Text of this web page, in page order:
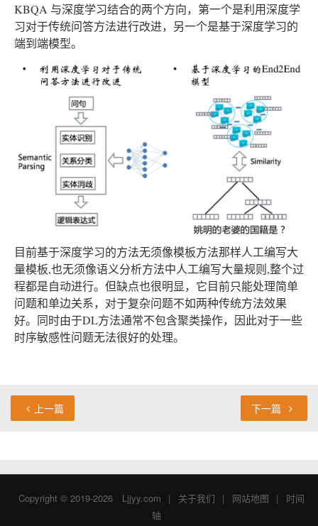
KBQA 与深度学习结合的两个方向，第一个是利用深度学
习对于传统问答方法进行改进，另一个是基于深度学习的
端到端模型。
目前基于深度学习的方法无须像模板方法那样人工编写大
量模板,也无须像语义分析方法中人工编写大量规则,整个过
程都是自动进行。但缺点也很明显，它目前只能处理简单
问题和单边关系，对于复杂问题不如两种传统方法效果
好。同时由于DL方法通常不包含聚类操作，因此对于一些
时序敏感性问题无法很好的处理。
上一篇 下一篇
Copyright © 2019-2026 Ljjyy.com | 关于我们 | 网站地图 |
时间
轴